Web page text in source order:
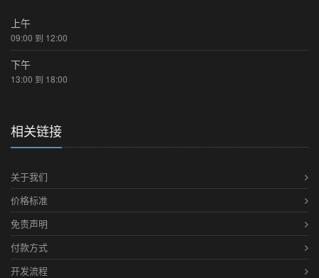
上午
09:00 到 12:00
下午
13:00 到 18:00
相关链接
关于我们
价格标准
免责声明
付款方式
开发流程